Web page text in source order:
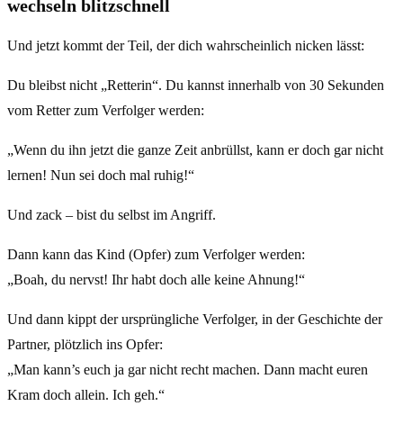
wechseln blitzschnell
Und jetzt kommt der Teil, der dich wahrscheinlich nicken lässt:
Du bleibst nicht „Retterin“. Du kannst innerhalb von 30 Sekunden
vom Retter zum Verfolger werden:
„Wenn du ihn jetzt die ganze Zeit anbrüllst, kann er doch gar nicht
lernen! Nun sei doch mal ruhig!“
Und zack – bist du selbst im Angriff.
Dann kann das Kind (Opfer) zum Verfolger werden:
„Boah, du nervst! Ihr habt doch alle keine Ahnung!“
Und dann kippt der ursprüngliche Verfolger, in der Geschichte der
Partner, plötzlich ins Opfer:
„Man kann’s euch ja gar nicht recht machen. Dann macht euren
Kram doch allein. Ich geh.“